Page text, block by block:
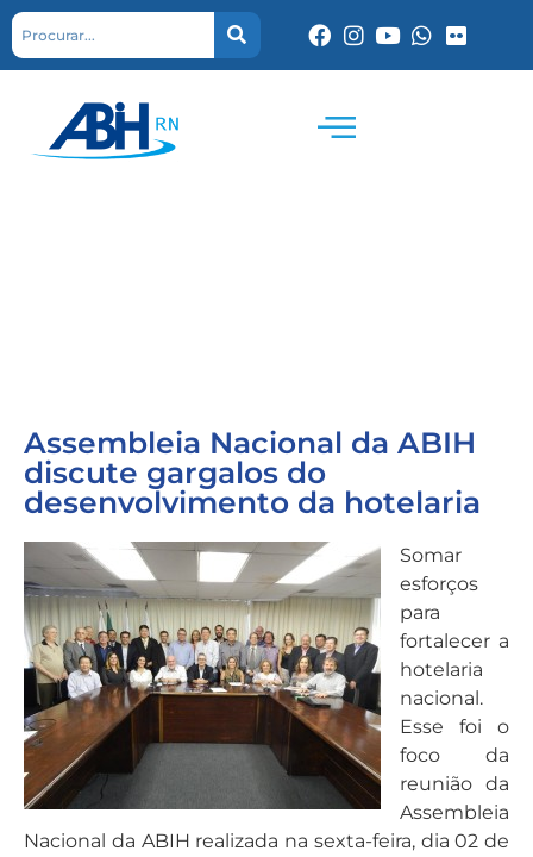
Assembleia Nacional da ABIH
discute gargalos do
desenvolvimento da hotelaria
Somar
esforços
para
fortalecer a
hotelaria
nacional.
Esse foi o
foco da
reunião da
Assembleia
Nacional da ABIH realizada na sexta-feira, dia 02 de